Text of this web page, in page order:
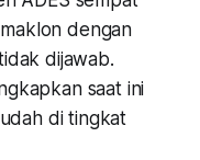
dengan
dijawab.
saat ini
di tingkat